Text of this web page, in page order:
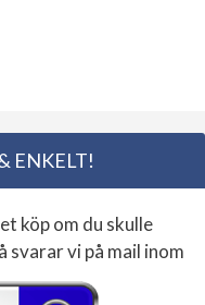
ENKELT!
köp om du skulle
svarar vi på mail inom